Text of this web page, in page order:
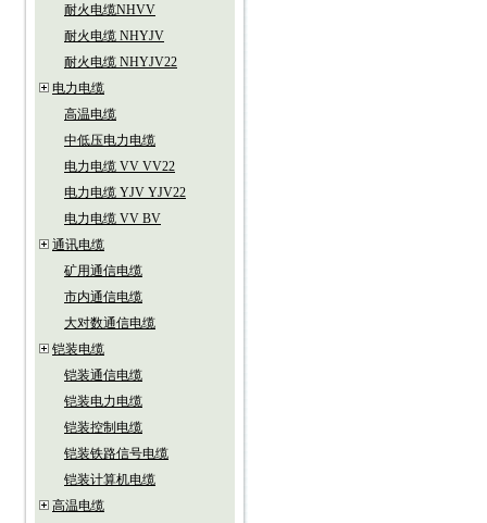
耐火电缆NHVV
耐火电缆 NHYJV
耐火电缆 NHYJV22
电力电缆
高温电缆
中低压电力电缆
电力电缆 VV VV22
电力电缆 YJV YJV22
电力电缆 VV BV
通讯电缆
矿用通信电缆
市内通信电缆
大对数通信电缆
铠装电缆
铠装通信电缆
铠装电力电缆
铠装控制电缆
铠装铁路信号电缆
铠装计算机电缆
高温电缆